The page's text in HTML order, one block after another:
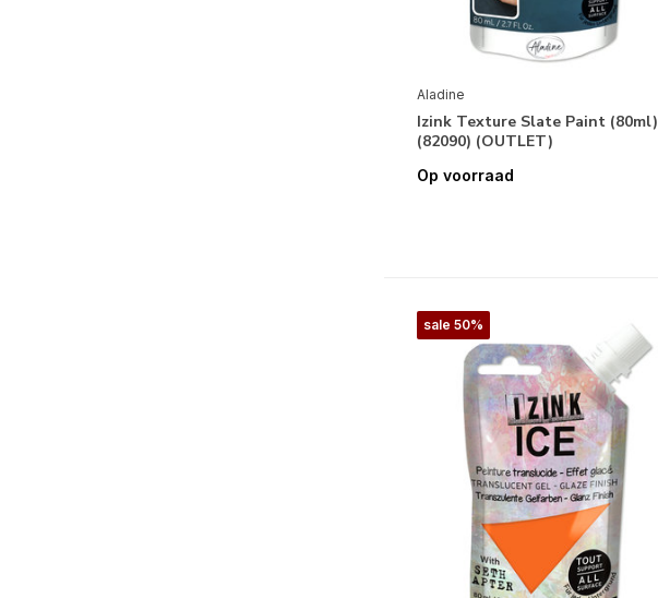
Aladine
Izink Texture Slate Paint (80ml)
(82090) (OUTLET)
Op voorraad
sale 50%